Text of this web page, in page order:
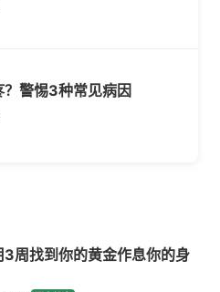
？警惕3种常见病因
3周找到你的黄金作息你的身